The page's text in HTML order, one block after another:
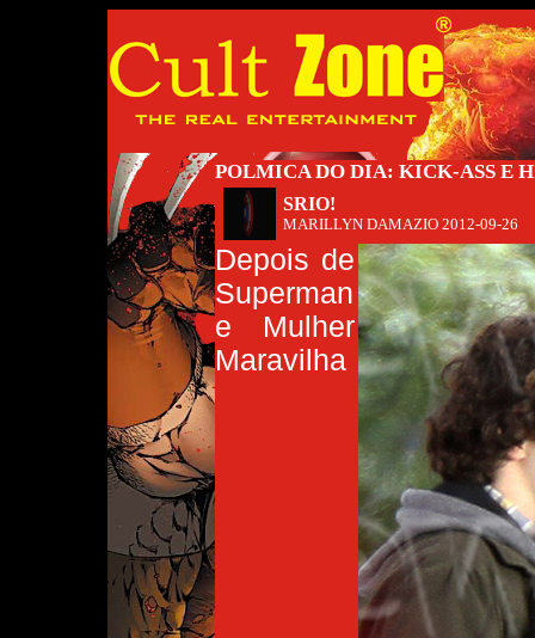
POLMICA DO DIA: KICK-ASS E
SRIO!
MARILLYN DAMAZIO 2012-09-26
Depois de
Superman
e Mulher
Maravilha